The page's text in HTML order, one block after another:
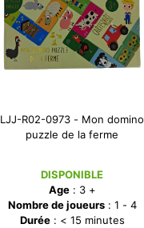
LJJ-R02-0973 - Mon domino
puzzle de la ferme
DISPONIBLE
Age: 3 +
Nombre de joueurs: 1 - 4
Durée: < 15 minutes